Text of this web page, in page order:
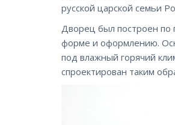
русской царской семьи
Дворец был построен по
форме и оформлению.
под влажный горячий
спроектирован таким